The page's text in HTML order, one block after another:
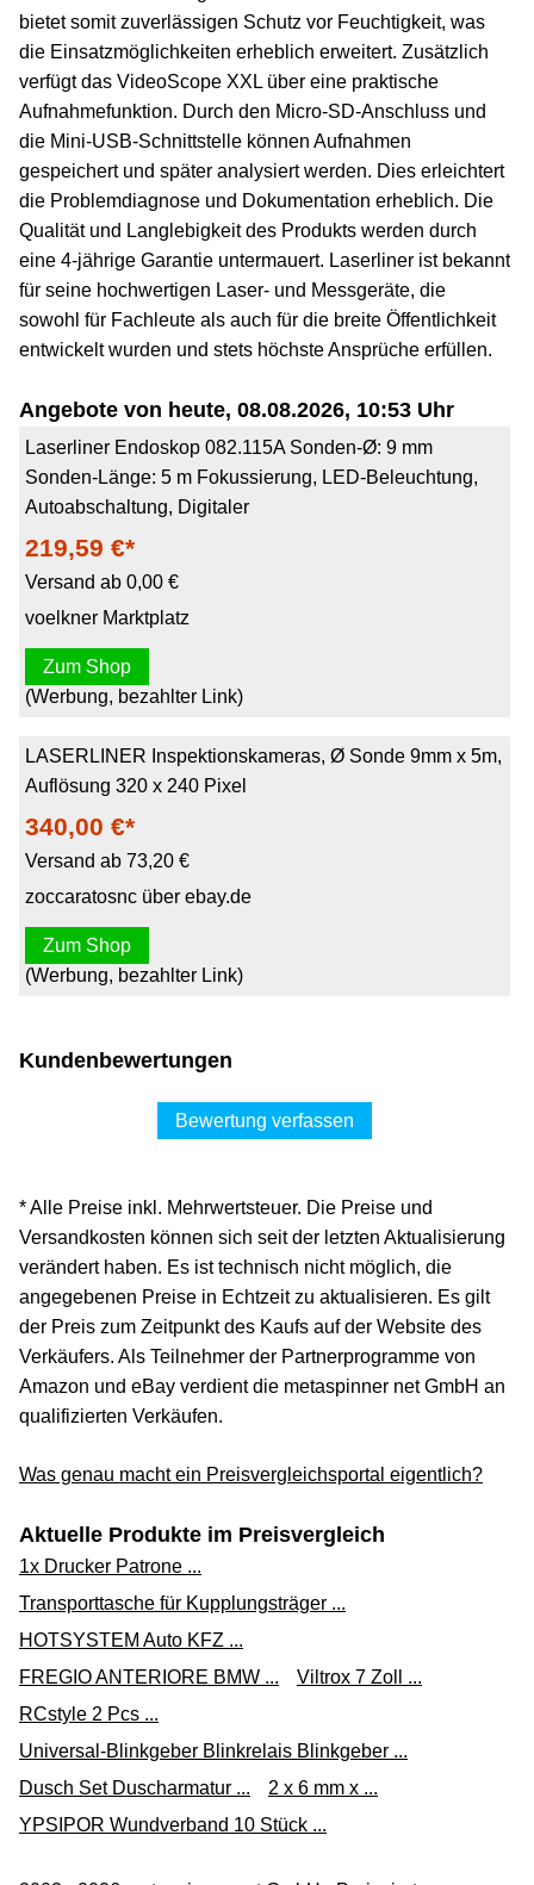
bietet somit zuverlässigen Schutz vor Feuchtigkeit, was
die Einsatzmöglichkeiten erheblich erweitert. Zusätzlich
verfügt das VideoScope XXL über eine praktische
Aufnahmefunktion. Durch den Micro-SD-Anschluss und
die Mini-USB-Schnittstelle können Aufnahmen
gespeichert und später analysiert werden. Dies erleichtert
die Problemdiagnose und Dokumentation erheblich. Die
Qualität und Langlebigkeit des Produkts werden durch
eine 4-jährige Garantie untermauert. Laserliner ist bekannt
für seine hochwertigen Laser- und Messgeräte, die
sowohl für Fachleute als auch für die breite Öffentlichkeit
entwickelt wurden und stets höchste Ansprüche erfüllen.
Angebote von heute, 08.08.2026, 10:53 Uhr
Laserliner Endoskop 082.115A Sonden-Ø: 9 mm
Sonden-Länge: 5 m Fokussierung, LED-Beleuchtung,
Autoabschaltung, Digitaler
219,59 €*
Versand ab 0,00 €
voelkner Marktplatz
Zum Shop
(Werbung, bezahlter Link)
LASERLINER Inspektionskameras, Ø Sonde 9mm x 5m,
Auflösung 320 x 240 Pixel
340,00 €*
Versand ab 73,20 €
zoccaratosnc über ebay.de
Zum Shop
(Werbung, bezahlter Link)
Kundenbewertungen
Bewertung verfassen
* Alle Preise inkl. Mehrwertsteuer. Die Preise und
Versandkosten können sich seit der letzten Aktualisierung
verändert haben. Es ist technisch nicht möglich, die
angegebenen Preise in Echtzeit zu aktualisieren. Es gilt
der Preis zum Zeitpunkt des Kaufs auf der Website des
Verkäufers. Als Teilnehmer der Partnerprogramme von
Amazon und eBay verdient die metaspinner net GmbH an
qualifizierten Verkäufen.
Was genau macht ein Preisvergleichsportal eigentlich?
Aktuelle Produkte im Preisvergleich
1x Drucker Patrone ...
Transporttasche für Kupplungsträger ...
HOTSYSTEM Auto KFZ ...
FREGIO ANTERIORE BMW ...
Viltrox 7 Zoll ...
RCstyle 2 Pcs ...
Universal-Blinkgeber Blinkrelais Blinkgeber ...
Dusch Set Duscharmatur ...
2 x 6 mm x ...
YPSIPOR Wundverband 10 Stück ...